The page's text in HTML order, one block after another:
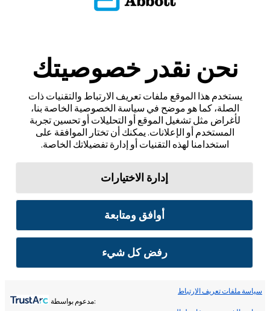
نحن نقدر خصوصيتك
يستخدم هذا الموقع ملفات تعريف الارتباط والتقنيات ذات
الصلة، كما هو موضح في سياسة الخصوصية الخاصة بنا،
لأغراض مثل تشغيل الموقع أو التحليلات أو تحسين تجربة
المستخدم أو الإعلانات. يمكنك أن تختار الموافقة على
استخدامنا لهذه التقنيات أو إدارة تفضيلاتك الخاصة.
إدارة الاختيارات
أوافق ومتابعة
رفض كل شيء
سياسة ملفات تعريف الارتباط
:مدعوم بواسطة